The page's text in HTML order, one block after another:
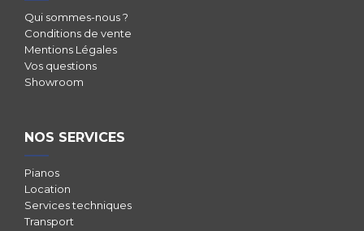
Qui sommes-nous ?
Conditions de vente
Mentions Légales
Vos questions
Showroom
NOS SERVICES
Pianos
Location
Services techniques
Transport